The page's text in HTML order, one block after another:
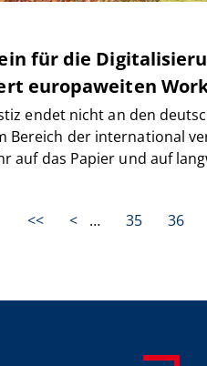
für die
europaweiten
endet nicht an den
Bereich der international
auf das Papier und auf
Erste
<<
Vorherige
< … Seite
35 Seite
36